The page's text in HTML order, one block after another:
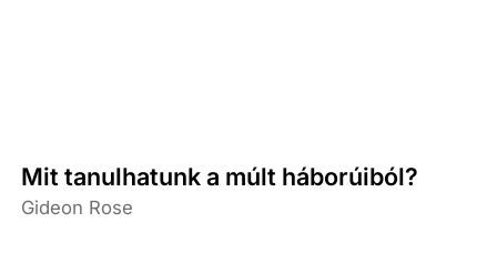
Mit tanulhatunk a múlt háborúiból?
Gideon Rose